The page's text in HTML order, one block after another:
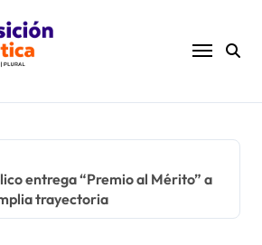
entrega “Premio al Mérito” a
trayectoria